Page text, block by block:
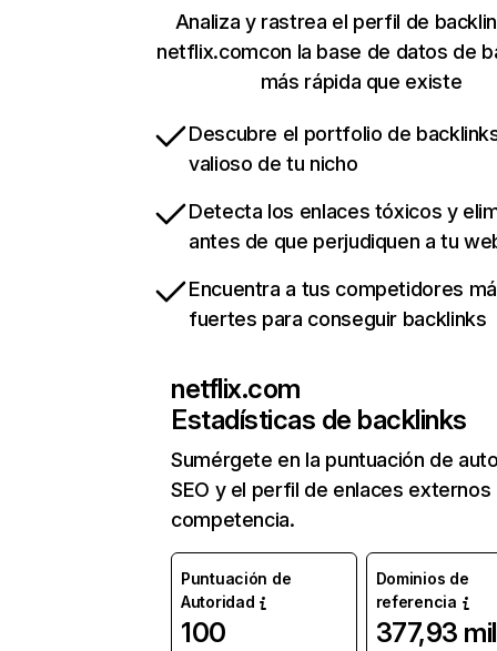
Analiza y rastrea el perfil de
netflix.comcon la base de datos de
más rápida que existe
Descubre el portfolio de
valioso de tu nicho
Detecta los enlaces tóxicos y
antes de que perjudiquen a tu
Encuentra a tus competidores
fuertes para conseguir backlinks
netflix.com
Estadísticas de backlinks
Sumérgete en la puntuación de
SEO y el perfil de enlaces externos
competencia.
Puntuación de
Autoridad
100
Dominios de
referencia
377,93 mil